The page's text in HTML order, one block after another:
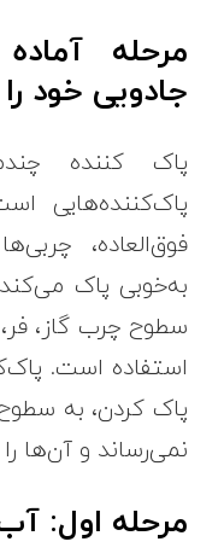
مرحله
جادویی خود
پاک کننده
پاک‌کننده‌هایی
فوق‌العاده،
به‌خوبی پاک
سطوح چرب گاز، فر،
استفاده است.
پاک کردن، به
نمی‌رساند و آن‌ها
مرحله اول: